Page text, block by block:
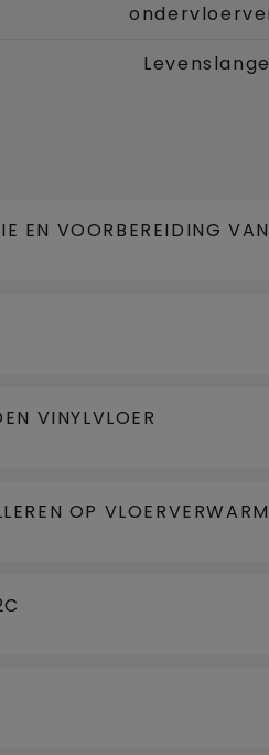
EN VOORBEREIDING
VINYLVLOER
OP